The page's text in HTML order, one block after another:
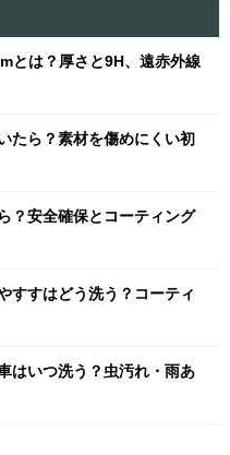
とは？厚さと9H、遠赤外線
たら？素材を傷めにくい初
？安全確保とコーティング
すすはどう洗う？コーティ
はいつ洗う？虫汚れ・雨あ